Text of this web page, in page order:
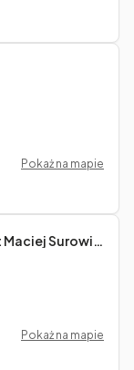
Pokaż na mapie
Pokaż na mapie